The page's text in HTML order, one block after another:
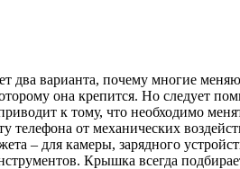
два варианта, почему многие
она крепится. Но следует
к тому, что необходимо
от механических
– для камеры, зарядного
Крышка всегда